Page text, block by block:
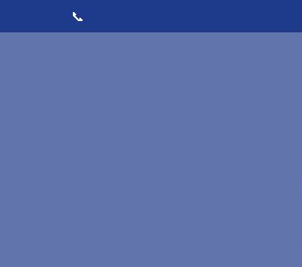
📞